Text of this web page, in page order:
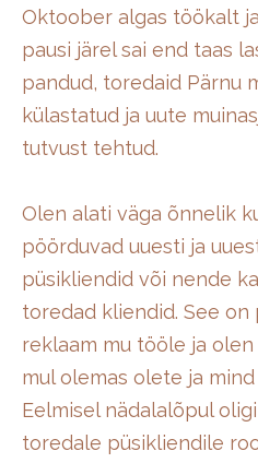
Oktoober algas töökalt
pausi järel sai end taas
pandud, toredaid Pärnu
külastatud ja uute
tutvust tehtud.
Olen alati väga õnnelik
pöörduvad uuesti ja
püsikliendid või nende
toredad kliendid. See on
reklaam mu tööle ja
mul olemas olete ja
Eelmisel nädalalõpul
toredale püsikliendile